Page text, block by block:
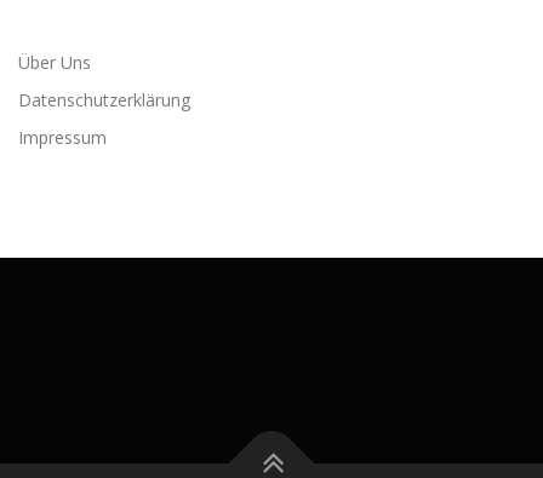
Über Uns
Datenschutzerklärung
Impressum